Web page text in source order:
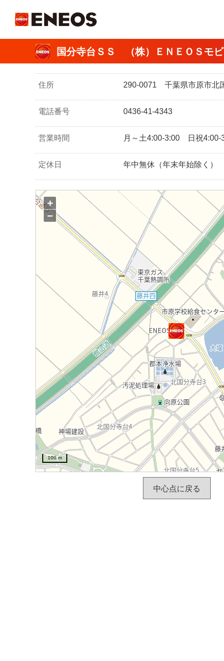
国分寺台ＳＳ （株）ＥＮＥＯＳモ
住所 290-0071 千葉県市原市北
電話番号 0436-41-4343
営業時間 月～土4:00-3:00 日祝4:00-
定休日 年中無休（年末年始除く）
+
−
100 m
中心点に戻る